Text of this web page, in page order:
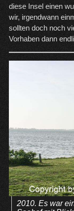
diese Insel einen
wir, irgendwann
sollten doch noch
Vorhaben dann
2010. Es war